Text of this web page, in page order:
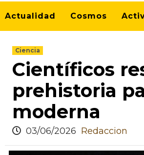
Actualidad Cosmos
Ciencia
Científicos
prehistoria
moderna
03/06/2026 Redaccion